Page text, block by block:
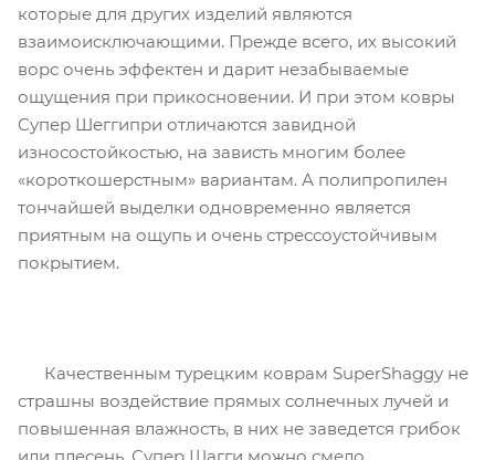
которые для других изделий являются
взаимоисключающими. Прежде всего, их высокий
ворс очень эффектен и дарит незабываемые
ощущения при прикосновении. И при этом ковры
Супер Шеггипри отличаются завидной
износостойкостью, на зависть многим более
«короткошерстным» вариантам. А полипропилен
тончайшей выделки одновременно является
приятным на ощупь и очень стрессоустойчивым
покрытием.
Качественным турецким коврам SuperShaggy не
страшны воздействие прямых солнечных лучей и
повышенная влажность, в них не заведется грибок